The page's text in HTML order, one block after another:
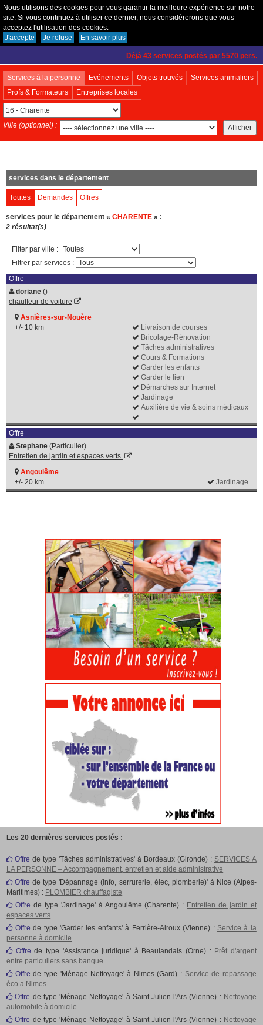
Nous utilisons des cookies pour vous garantir la meilleure expérience sur notre
site. Si vous continuez à utiliser ce dernier, nous considérerons que vous
acceptez l'utilisation des cookies.
J'accepte
Je refuse En savoir plusCréer un compte
Déjà 43 services postés par 5570 pers.
Services à la personne Evénements Objets trouvés
Services animaliers
Profs & Formateurs
Entreprises locales
Ville (optionnel) :
services dans le département
Toutes Demandes Offres
services pour le département « CHARENTE » :
2 résultat(s)
Filter par ville :
Filtrer par services :
Offre
doriane ()
chauffeur de voiture
Asnières-sur-Nouère
+/- 10 km
Livraison de courses
Bricolage-Rénovation
Tâches administratives
Cours & Formations
Garder les enfants
Garder le lien
Démarches sur Internet
Jardinage
Auxilière de vie & soins médicaux
Offre
Stephane (Particulier)
Entretien de jardin et espaces verts
Angoulême
+/- 20 km
Jardinage
Les 20 dernières services postés :
Offre de type 'Tâches administratives' à Bordeaux (Gironde) : SERVICES A
LA PERSONNE – Accompagnement, entretien et aide administrative
Offre de type 'Dépannage (info, serrurerie, élec, plomberie)' à Nice (Alpes-
Maritimes) : PLOMBIER chauffagiste
Offre de type 'Jardinage' à Angoulême (Charente) : Entretien de jardin et
espaces verts
Offre de type 'Garder les enfants' à Ferrière-Airoux (Vienne) : Service à la
personne à domicile
Offre de type 'Assistance juridique' à Beaulandais (Orne) : Prêt d'argent
entre particuliers sans banque
Offre de type 'Ménage-Nettoyage' à Nimes (Gard) : Service de repassage
éco a Nimes
Offre de type 'Ménage-Nettoyage' à Saint-Julien-l'Ars (Vienne) : Nettoyage
automobile à domicile
Offre de type 'Ménage-Nettoyage' à Saint-Julien-l'Ars (Vienne) : Nettoyage